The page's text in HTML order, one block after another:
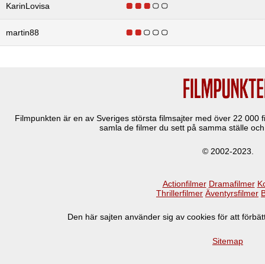
KarinLovisa
martin88
Filmpunkten är en av Sveriges största filmsajter med över 22 000
samla de filmer du sett på samma ställe
© 2002-2023.
Actionfilmer Dramafilmer
Thrillerfilmer Äventyrsfilmer
Den här sajten använder sig av cookies för att
Sitemap